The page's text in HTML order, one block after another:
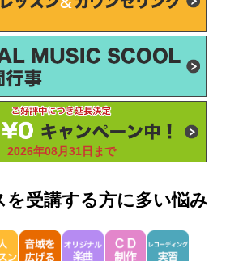
2026年08月31日まで
を受講する方に多い悩み